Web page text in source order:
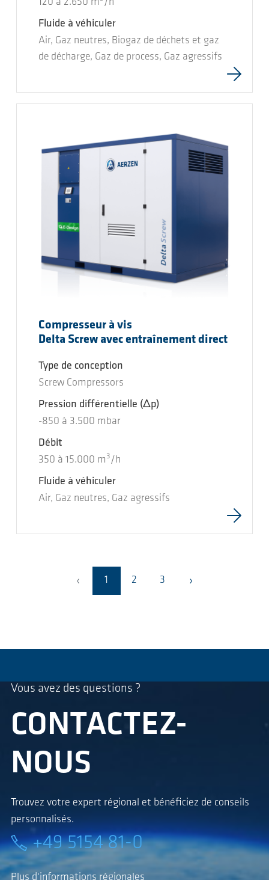
Fluide à véhiculer
Air, Gaz neutres, Biogaz de déchets et gaz
de décharge, Gaz de process, Gaz agressifs
Compresseur à vis
Delta Screw avec entraînement direct
Type de conception
Screw Compressors
Pression différentielle (Δp)
-850 à 3.500 mbar
Débit
350 à 15.000 m 3 /h
Fluide à véhiculer
Air, Gaz neutres, Gaz agressifs
‹ 1 2 3 ›
Vous avez des questions ?
CONTACTEZ-
NOUS
Trouvez votre expert régional et bénéficiez de conseils
personnalisés.
+49 5154 81-0
Plus d'informations régionales